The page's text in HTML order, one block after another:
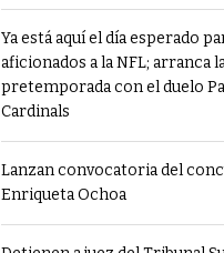
Ya está aquí el día esperado
aficionados a la NFL; arranca
pretemporada con el duelo
Cardinals
Lanzan convocatoria del
Enriqueta Ochoa